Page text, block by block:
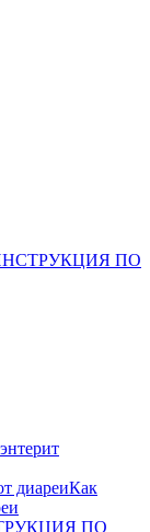
ПО
Как